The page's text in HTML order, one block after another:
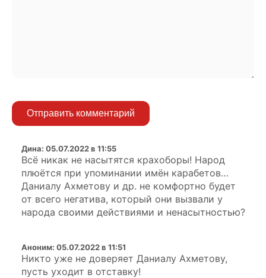
Отправить комментарий
Дина: 05.07.2022 в 11:55
Всё никак не насытятся крахоборы! Народ
плюётся при упоминании имён карабетов…
Даниалу Ахметову и др. не комфортно будет
от всего негатива, который они вызвали у
народа своими действиями и ненасытностью?
Аноним: 05.07.2022 в 11:51
Никто уже не доверяет Даниалу Ахметову,
пусть уходит в отставку!